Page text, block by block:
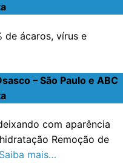
de ácaros, vírus e
– São Paulo e ABC
com aparência
Remoção de
Saiba mais…